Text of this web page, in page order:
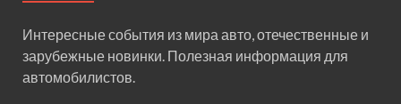
Интересные события из мира авто, отечественные и
зарубежные новинки. Полезная информация для
автомобилистов.